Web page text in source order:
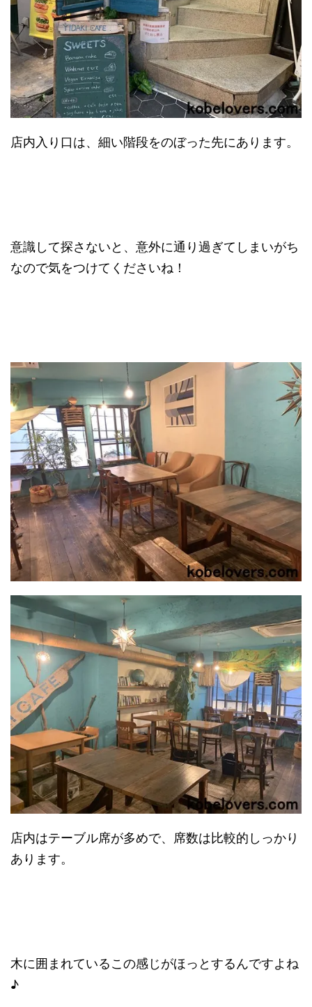
店内入り口は、細い階段をのぼった先にあります。
意識して探さないと、意外に通り過ぎてしまいがち
なので気をつけてくださいね！
店内はテーブル席が多めで、席数は比較的しっかり
あります。
木に囲まれているこの感じがほっとするんですよね
♪